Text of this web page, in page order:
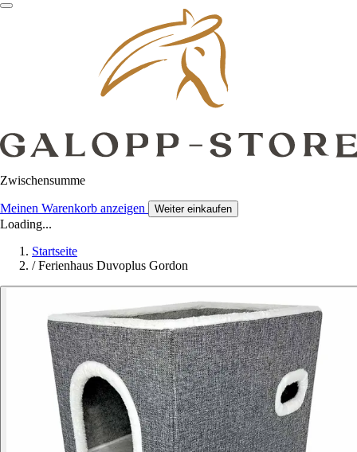
Zwischensumme
Meinen Warenkorb anzeigen Weiter einkaufen
Loading...
Startseite
/ Ferienhaus Duvoplus Gordon